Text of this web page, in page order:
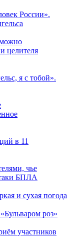
России».
целителя
я с тобой».
в 11
чье
БПЛА
и сухая погода
роз»
участников